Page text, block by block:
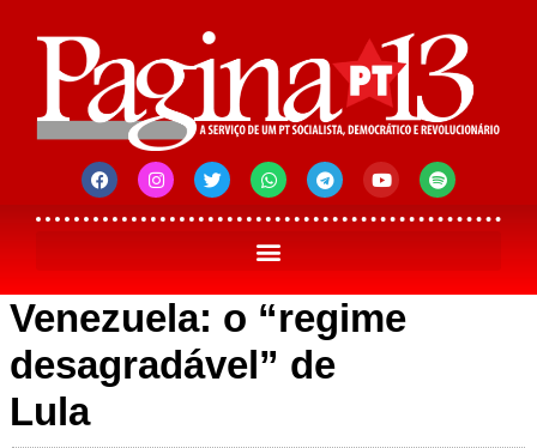
Venezuela: o “regime
desagradável” de
Lula